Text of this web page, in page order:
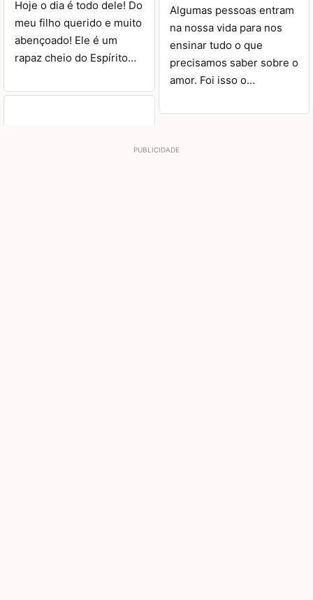
Hoje o dia é todo dele! Do
meu filho querido e muito
abençoado! Ele é um
rapaz cheio do Espírito…
Algumas pessoas entram
na nossa vida para nos
ensinar tudo o que
precisamos saber sobre o
amor. Foi isso o…